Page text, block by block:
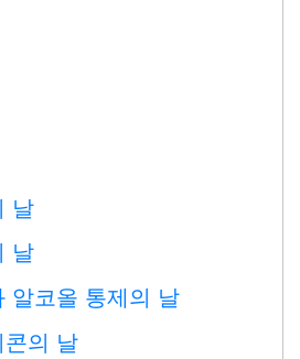
날
날
알코올 통제의 날
의 날